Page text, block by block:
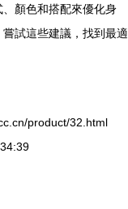
顏色和搭配來優化身
試這些建議，找到最適
product/32.html